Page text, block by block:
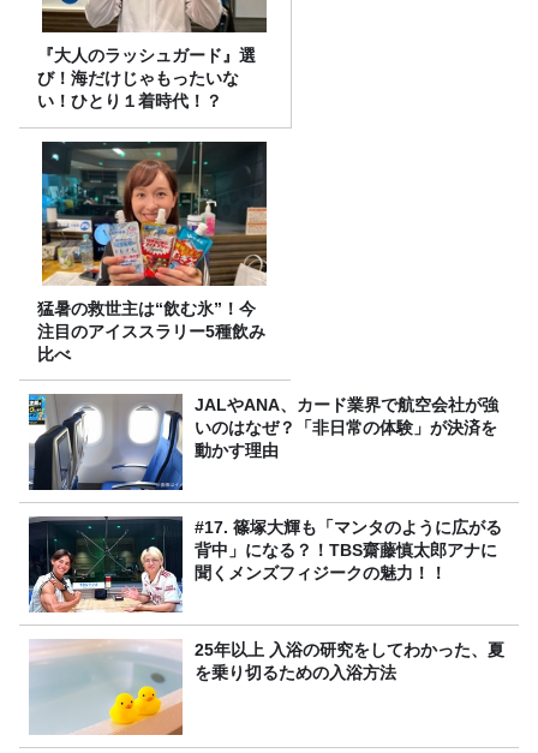
『大人のラッシュガード』選
び！海だけじゃもったいな
い！ひとり１着時代！？
猛暑の救世主は“飲む氷”！今
注目のアイススラリー5種飲み
比べ
JALやANA、カード業界で航空会社が強
いのはなぜ？「非日常の体験」が決済を
動かす理由
#17. 篠塚大輝も「マンタのように広がる
背中」になる？！TBS齋藤慎太郎アナに
聞くメンズフィジークの魅力！！
25年以上 入浴の研究をしてわかった、夏
を乗り切るための入浴方法